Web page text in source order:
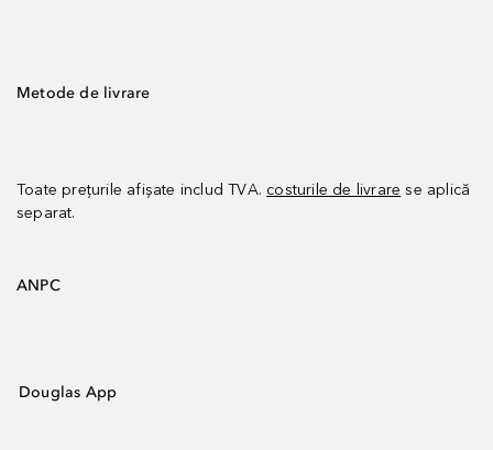
Metode de livrare
Toate prețurile afișate includ TVA. costurile de livrare se aplică
separat.
ANPC
Douglas App